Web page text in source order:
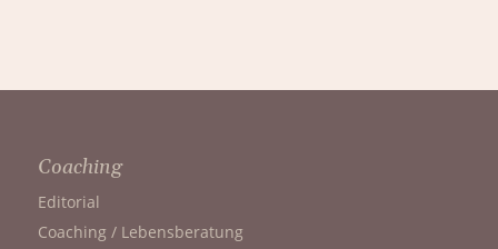
Coaching
Editorial
Coaching / Lebensberatung